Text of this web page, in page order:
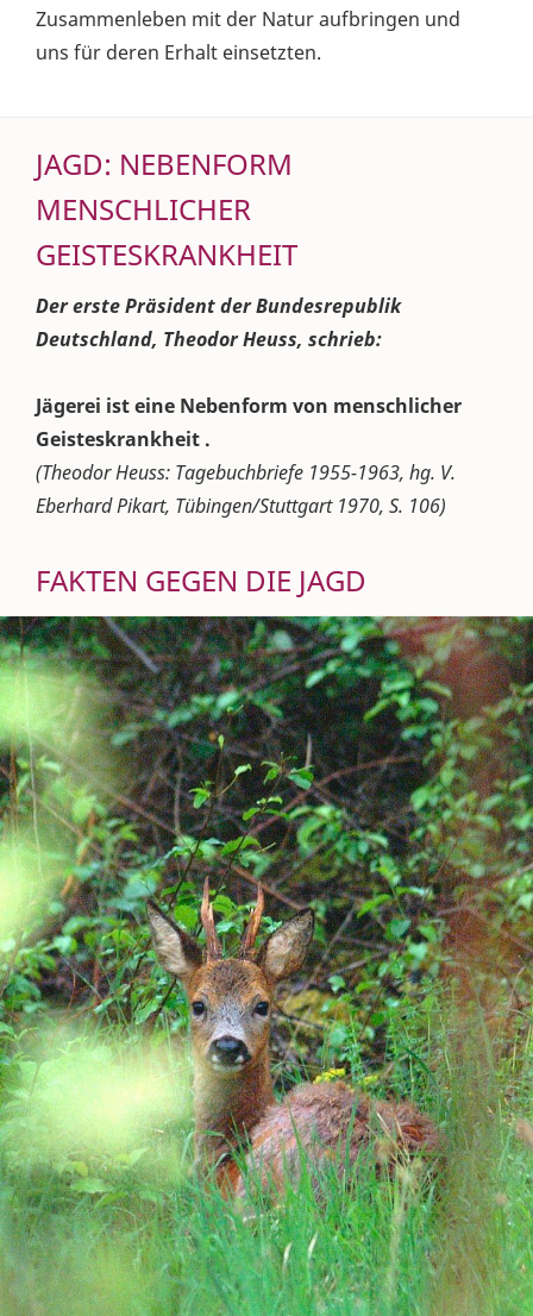
Zusammenleben mit der Natur aufbringen und
uns für deren Erhalt einsetzten.
JAGD: NEBENFORM
MENSCHLICHER
GEISTESKRANKHEIT
Der erste Präsident der Bundesrepublik
Deutschland, Theodor Heuss, schrieb:
Jägerei ist eine Nebenform von menschlicher
Geisteskrankheit .
(Theodor Heuss: Tagebuchbriefe 1955-1963, hg. V.
Eberhard Pikart, Tübingen/Stuttgart 1970, S. 106)
FAKTEN GEGEN DIE JAGD